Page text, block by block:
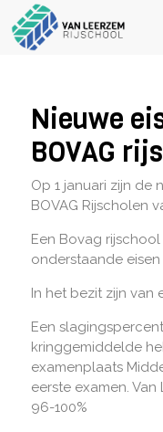
Nieuwe
BOVAG
Op 1 januari zijn de
BOVAG Rijscholen
Een Bovag
onderstaande
In het bezit zijn van
Een
kringgemiddelde
examenplaats
eerste examen.
96-100%